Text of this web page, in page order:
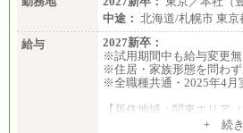
中途： 北海道/札幌市 東
給与
2027新卒：
※試用期間中も給与変更無
※住居・家族形態を問わ
※全職種共通・2025年4月
【居住地域：関東エリア
+ 続